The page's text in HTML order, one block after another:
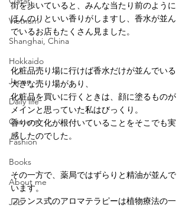
Vietnam
Shanghai, China
Hokkaido
Japan
Daily life
Camera
Fashion
Books
About me
Job
街を歩いていると、みんな当たり前のように
ほんのりといい香りがしますし、香水が並ん
でいるお店もたくさん見ました。
化粧品売り場に行けば香水だけが並んでいる
大きな売り場があり、
化粧品を買いに行くときは、顔に塗るものが
メインと思っていた私はびっくり。
香りの文化が根付いていることをそこでも実
感したのでした。
その一方で、薬局ではずらりと精油が並んで
います。
フランス式のアロマテラピーは植物療法の一